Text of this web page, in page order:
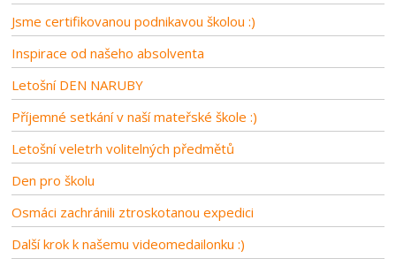
Jsme certifikovanou podnikavou školou :)
Inspirace od našeho absolventa
Letošní DEN NARUBY
Příjemné setkání v naší mateřské škole :)
Letošní veletrh volitelných předmětů
Den pro školu
Osmáci zachránili ztroskotanou expedici
Další krok k našemu videomedailonku :)